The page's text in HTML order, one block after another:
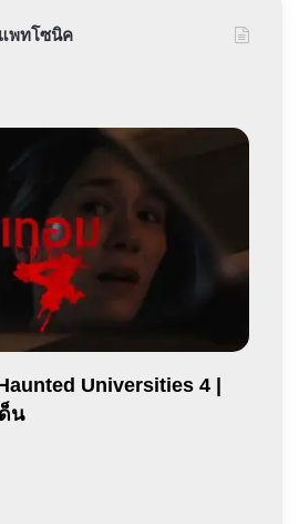
พทโซนิค
Universities 4 |
น